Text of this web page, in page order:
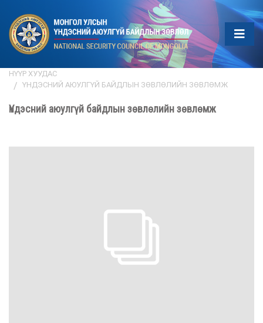
НҮҮР ХУУДАС
ҮНДЭСНИЙ АЮУЛГҮЙ БАЙДЛЫН ЗӨВЛӨЛИЙН ЗӨВЛӨМЖ
Үндэсний аюулгүй байдлын зөвлөлийн зөвлөмж